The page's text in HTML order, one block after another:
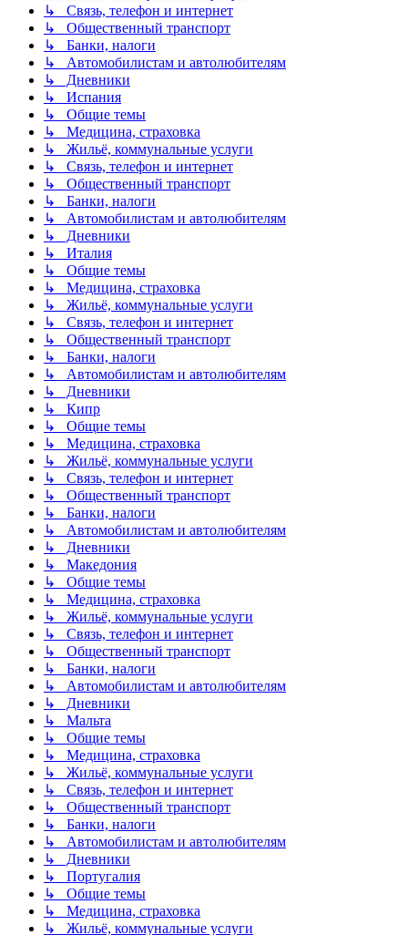
↳ Связь, телефон и интернет
↳ Общественный транспорт
↳ Банки, налоги
↳ Автомобилистам и автолюбителям
↳ Дневники
↳ Испания
↳ Общие темы
↳ Медицина, страховка
↳ Жильё, коммунальные услуги
↳ Связь, телефон и интернет
↳ Общественный транспорт
↳ Банки, налоги
↳ Автомобилистам и автолюбителям
↳ Дневники
↳ Италия
↳ Общие темы
↳ Медицина, страховка
↳ Жильё, коммунальные услуги
↳ Связь, телефон и интернет
↳ Общественный транспорт
↳ Банки, налоги
↳ Автомобилистам и автолюбителям
↳ Дневники
↳ Кипр
↳ Общие темы
↳ Медицина, страховка
↳ Жильё, коммунальные услуги
↳ Связь, телефон и интернет
↳ Общественный транспорт
↳ Банки, налоги
↳ Автомобилистам и автолюбителям
↳ Дневники
↳ Македония
↳ Общие темы
↳ Медицина, страховка
↳ Жильё, коммунальные услуги
↳ Связь, телефон и интернет
↳ Общественный транспорт
↳ Банки, налоги
↳ Автомобилистам и автолюбителям
↳ Дневники
↳ Мальта
↳ Общие темы
↳ Медицина, страховка
↳ Жильё, коммунальные услуги
↳ Связь, телефон и интернет
↳ Общественный транспорт
↳ Банки, налоги
↳ Автомобилистам и автолюбителям
↳ Дневники
↳ Португалия
↳ Общие темы
↳ Медицина, страховка
↳ Жильё, коммунальные услуги